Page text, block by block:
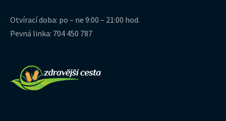
Otvírací doba: po – ne 9:00 – 21:00 hod.
Pevná linka: 704 450 787